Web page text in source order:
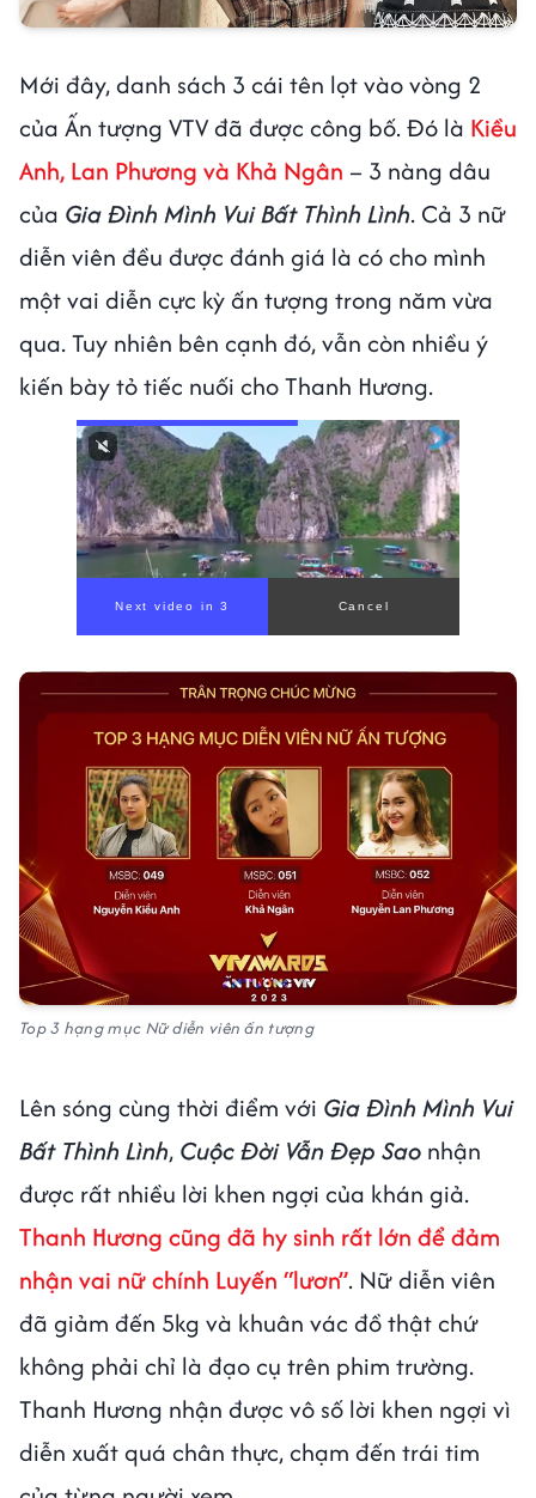
Mới đây, danh sách 3 cái tên lọt vào vòng 2
của Ấn tượng VTV đã được công bố. Đó là Kiều
Anh, Lan Phương và Khả Ngân – 3 nàng dâu
của Gia Đình Mình Vui Bất Thình Lình. Cả 3 nữ
diễn viên đều được đánh giá là có cho mình
một vai diễn cực kỳ ấn tượng trong năm vừa
qua. Tuy nhiên bên cạnh đó, vẫn còn nhiều ý
kiến bày tỏ tiếc nuối cho Thanh Hương.
Top 3 hạng mục Nữ diễn viên ấn tượng
Lên sóng cùng thời điểm với Gia Đình Mình Vui
Bất Thình Lình, Cuộc Đời Vẫn Đẹp Sao nhận
được rất nhiều lời khen ngợi của khán giả.
Thanh Hương cũng đã hy sinh rất lớn để đảm
nhận vai nữ chính Luyến “lươn”. Nữ diễn viên
đã giảm đến 5kg và khuân vác đồ thật chứ
không phải chỉ là đạo cụ trên phim trường.
Thanh Hương nhận được vô số lời khen ngợi vì
diễn xuất quá chân thực, chạm đến trái tim